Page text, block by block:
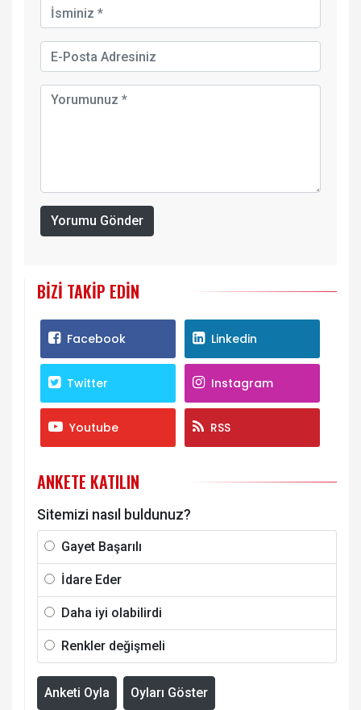
Yorumu Gönder
BIZI TAKIP EDIN
Facebook Linkedin
Twitter Instagram
Youtube RSS
ANKETE KATILIN
Sitemizi nasıl buldunuz?
Gayet Başarılı
İdare Eder
Daha iyi olabilirdi
Renkler değişmeli
Anketi Oyla Oyları Göster